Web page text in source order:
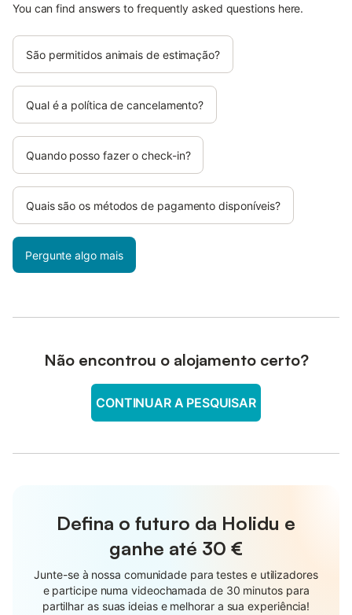
You can find answers to frequently asked questions here.
São permitidos animais de estimação?
Qual é a política de cancelamento?
Quando posso fazer o check-in?
Quais são os métodos de pagamento disponíveis?
Pergunte algo mais
Não encontrou o alojamento certo?
CONTINUAR A PESQUISAR
Defina o futuro da Holidu e
ganhe até 30 €
Junte-se à nossa comunidade para testes e utilizadores
e participe numa videochamada de 30 minutos para
partilhar as suas ideias e melhorar a sua experiência!